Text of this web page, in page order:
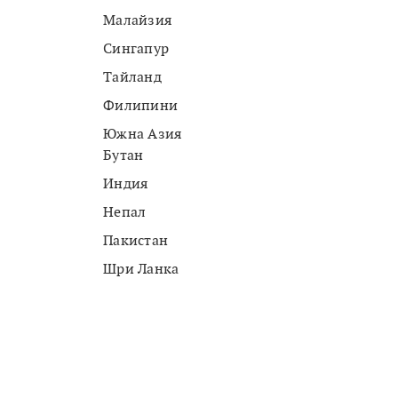
Малайзия
Сингапур
Тайланд
Филипини
Южна Азия
Бутан
Индия
Непал
Пакистан
Шри Ланка